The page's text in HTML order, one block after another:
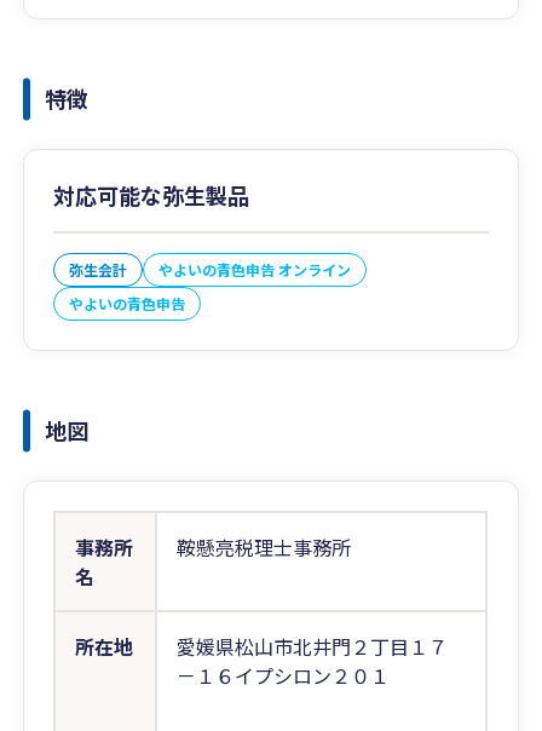
特徴
対応可能な弥生製品
弥生会計
やよいの青色申告 オンライン
やよいの青色申告
地図
事務所
名
鞍懸亮税理士事務所
所在地
愛媛県松山市北井門２丁目１７
－１６イプシロン２０１